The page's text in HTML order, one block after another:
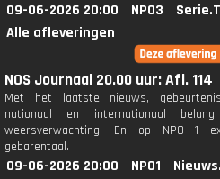
09-06-2026 20:00 NPO3
Alle afleveringen
NOS Journaal 20.00 uur: Afl. 114
Met het laatste nieuws,
nationaal en internationaal
weersverwachting. En op NPO 1
gebarentaal.
09-06-2026 20:00 NPO1